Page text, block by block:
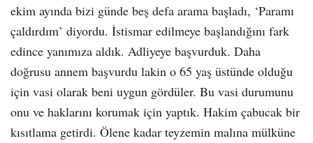
ekim ayında bizi günde beş defa arama başladı, ‘Paramı
çaldırdım’ diyordu. İstismar edilmeye başlandığını fark
edince yanımıza aldık. Adliyeye başvurduk. Daha
doğrusu annem başvurdu lakin o 65 yaş üstünde olduğu
için vasi olarak beni uygun gördüler. Bu vasi durumunu
onu ve haklarını korumak için yaptık. Hakim çabucak bir
kısıtlama getirdi. Ölene kadar teyzemin malına mülküne